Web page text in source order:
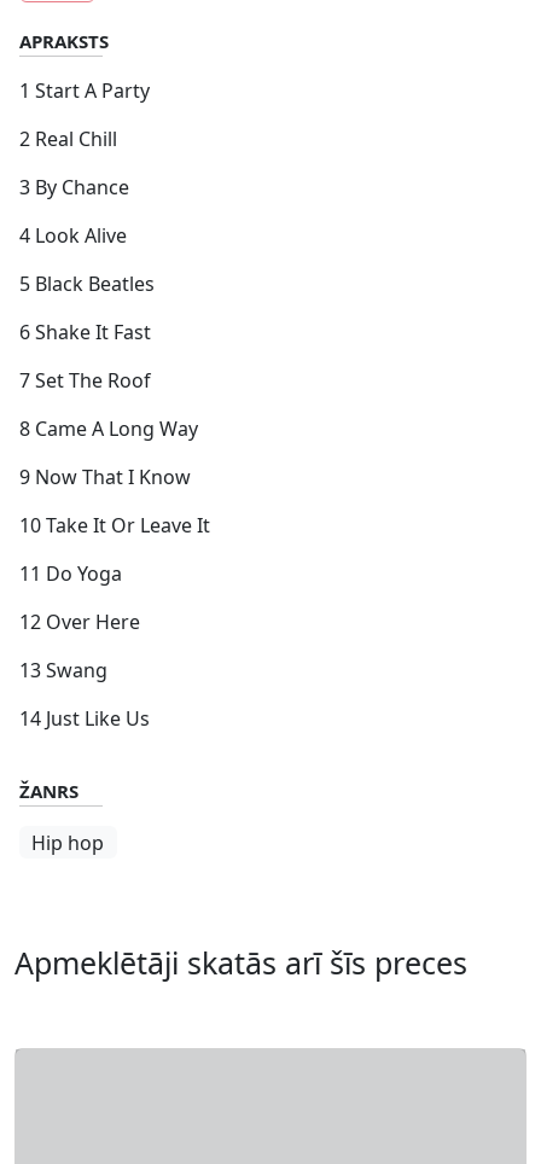
APRAKSTS
1 Start A Party
2 Real Chill
3 By Chance
4 Look Alive
5 Black Beatles
6 Shake It Fast
7 Set The Roof
8 Came A Long Way
9 Now That I Know
10 Take It Or Leave It
11 Do Yoga
12 Over Here
13 Swang
14 Just Like Us
ŽANRS
Hip hop
Apmeklētāji skatās arī šīs preces